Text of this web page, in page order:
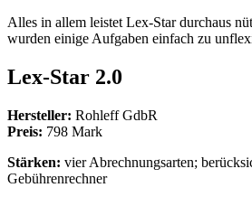
Alles in allem leistet Lex-Star durchaus
wurden einige Aufgaben einfach zu
Lex-Star 2.0
Hersteller: Rohleff GdbR
Preis: 798 Mark
Stärken: vier Abrechnungsarten;
Gebührenrechner